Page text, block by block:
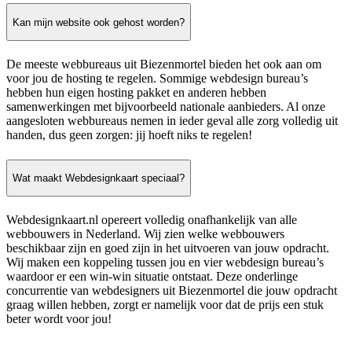
Kan mijn website ook gehost worden?
De meeste webbureaus uit Biezenmortel bieden het ook aan om
voor jou de hosting te regelen. Sommige webdesign bureau’s
hebben hun eigen hosting pakket en anderen hebben
samenwerkingen met bijvoorbeeld nationale aanbieders. Al onze
aangesloten webbureaus nemen in ieder geval alle zorg volledig uit
handen, dus geen zorgen: jij hoeft niks te regelen!
Wat maakt Webdesignkaart speciaal?
Webdesignkaart.nl opereert volledig onafhankelijk van alle
webbouwers in Nederland. Wij zien welke webbouwers
beschikbaar zijn en goed zijn in het uitvoeren van jouw opdracht.
Wij maken een koppeling tussen jou en vier webdesign bureau’s
waardoor er een win-win situatie ontstaat. Deze onderlinge
concurrentie van webdesigners uit Biezenmortel die jouw opdracht
graag willen hebben, zorgt er namelijk voor dat de prijs een stuk
beter wordt voor jou!